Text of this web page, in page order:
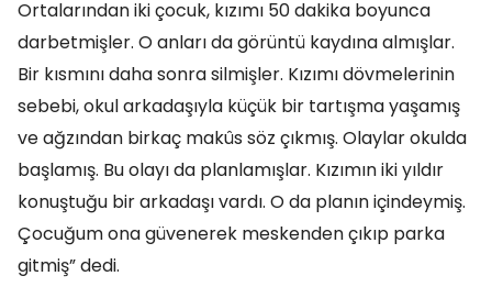
Ortalarından iki çocuk, kızımı 50 dakika boyunca
darbetmişler. O anları da görüntü kaydına almışlar.
Bir kısmını daha sonra silmişler. Kızımı dövmelerinin
sebebi, okul arkadaşıyla küçük bir tartışma yaşamış
ve ağzından birkaç makûs söz çıkmış. Olaylar okulda
başlamış. Bu olayı da planlamışlar. Kızımın iki yıldır
konuştuğu bir arkadaşı vardı. O da planın içindeymiş.
Çocuğum ona güvenerek meskenden çıkıp parka
gitmiş” dedi.